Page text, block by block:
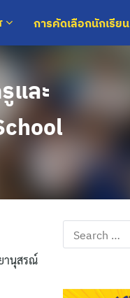
การคัดเลือกนักเรียน
และ
านุสรณ์
Search
for: